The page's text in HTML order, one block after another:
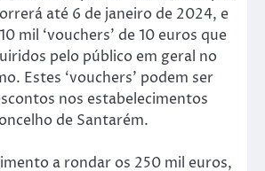
até 6 de janeiro de 2024, e
mil ‘vouchers’ de 10 euros que
pelo público em geral no
Estes ‘vouchers’ podem ser
nos estabelecimentos
de Santarém.
a rondar os 250 mil euros,